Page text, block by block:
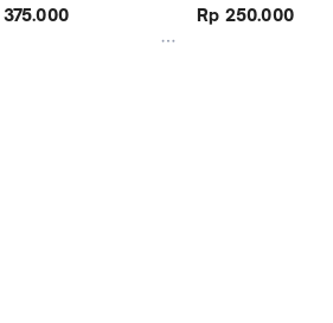
24 Colors / Warna
15 Colors / Warna
Rp 250.000